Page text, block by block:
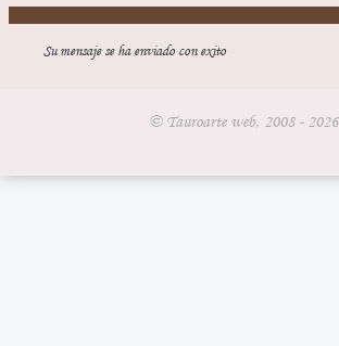
Su mensaje se ha enviado con exito
© Tauroarte web, 2008 - 2026